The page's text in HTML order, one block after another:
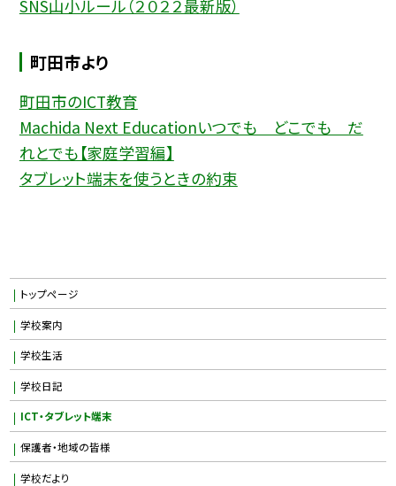
SNS山小ルール（２０２２最新版）
町田市より
町田市のICT教育
Machida Next Educationいつでも どこでも だ
れとでも【家庭学習編】
タブレット端末を使うときの約束
トップページ
学校案内
学校生活
学校日記
ICT・タブレット端末
保護者・地域の皆様
学校だより